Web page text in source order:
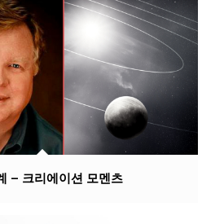
– 크리에이션 모멘츠